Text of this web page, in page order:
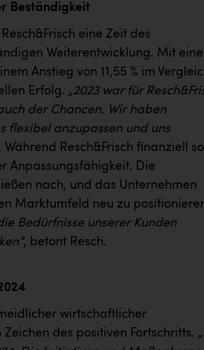
Beständigkeit
eine Zeit des
Weiterentwicklung. Mit
Anstieg von 11,55 % im
Erfolg. „2023 war für
der Chancen. Wir haben
flexibel anzupassen und uns
Während Resch&Frisch finanziell
Anpassungsfähigkeit. Die
nach, und das Unternehmen
Marktumfeld neu zu
Bedürfnisse unserer Kunden
, betont Resch.
wirtschaftlicher
des positiven Fortschritts.